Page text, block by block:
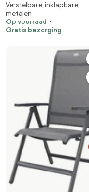
Verstelbare, inklapbare,
metalen
Op voorraad
Gratis bezorging